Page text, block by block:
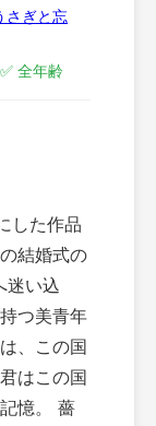
さぎと忘
✅ 全年齢
した作品
結婚式の
迷い込
つ美青年
、この国
はこの国
憶。 薔